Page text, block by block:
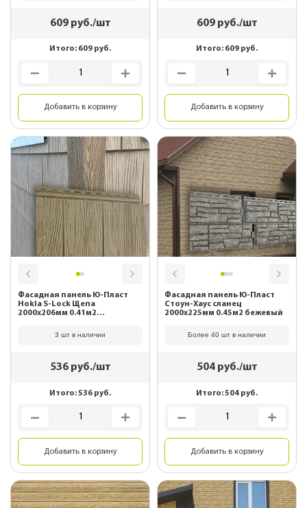
609руб./шт
Итого: 609 руб.
Добавить в корзину
609руб./шт
Итого: 609 руб.
Добавить в корзину
Фасадная панель Ю-Пласт
Hokla S-Lock Щепа
2000х206мм 0.41м2
3 шт в наличии
536руб./шт
Итого:536 руб.
Добавить в корзину
Фасадная панель Ю-Пласт
Стоун-Хаус сланец
2000х225мм 0.45м2 бежевый
Более 40 шт в наличии
504руб./шт
Итого:504 руб.
Добавить в корзину